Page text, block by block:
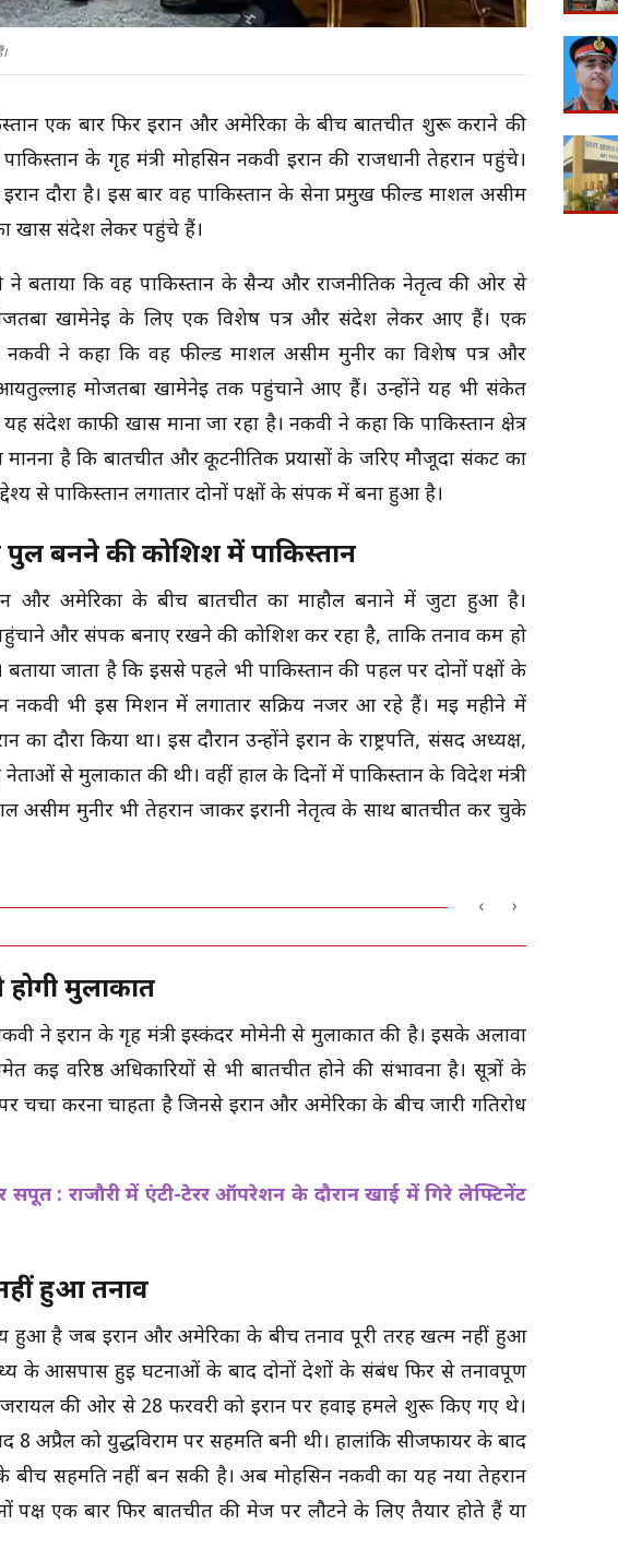
एक बार फिर ईरान और अमेरिका के बीच बातचीत शुरू कराने की
के गृह मंत्री मोहसिन नकवी ईरान की राजधानी तेहरान पहुंचे।
दौरा है। इस बार वह पाकिस्तान के सेना प्रमुख फील्ड मार्शल असीम
खास संदेश लेकर पहुंचे हैं।
ने बताया कि वह पाकिस्तान के सैन्य और राजनीतिक नेतृत्व की ओर से
खामेनेई के लिए एक विशेष पत्र और संदेश लेकर आए हैं। एक
ने कहा कि वह फील्ड मार्शल असीम मुनीर का विशेष पत्र और
आयतुल्लाह मोजतबा खामेनेई तक पहुंचाने आए हैं। उन्होंने यह भी संकेत
संदेश काफी खास माना जा रहा है। नकवी ने कहा कि पाकिस्तान क्षेत्र
मानना है कि बातचीत और कूटनीतिक प्रयासों के जरिए मौजूदा संकट का
से पाकिस्तान लगातार दोनों पक्षों के संपर्क में बना हुआ है।
बनने की कोशिश में पाकिस्तान
और अमेरिका के बीच बातचीत का माहौल बनाने में जुटा हुआ है।
और संपर्क बनाए रखने की कोशिश कर रहा है, ताकि तनाव कम हो
जाता है कि इससे पहले भी पाकिस्तान की पहल पर दोनों पक्षों के
नकवी भी इस मिशन में लगातार सक्रिय नजर आ रहे हैं। मई महीने में
का दौरा किया था। इस दौरान उन्होंने ईरान के राष्ट्रपति, संसद अध्यक्ष,
से मुलाकात की थी। वहीं हाल के दिनों में पाकिस्तान के विदेश मंत्री
असीम मुनीर भी तेहरान जाकर ईरानी नेतृत्व के साथ बातचीत कर चुके
‹ ›
मुलाकात
ने ईरान के गृह मंत्री इस्कंदर मोमेनी से मुलाकात की है। इसके अलावा
कई वरिष्ठ अधिकारियों से भी बातचीत होने की संभावना है। सूत्रों के
चर्चा करना चाहता है जिनसे ईरान और अमेरिका के बीच जारी गतिरोध
: राजौरी में एंटी-टेरर ऑपरेशन के दौरान खाई में गिरे लेफ्टिनेंट
हुआ तनाव
हुआ है जब ईरान और अमेरिका के बीच तनाव पूरी तरह खत्म नहीं हुआ
के आसपास हुई घटनाओं के बाद दोनों देशों के संबंध फिर से तनावपूर्ण
की ओर से 28 फरवरी को ईरान पर हवाई हमले शुरू किए गए थे।
अप्रैल को युद्धविराम पर सहमति बनी थी। हालांकि सीजफायर के बाद
के बीच सहमति नहीं बन सकी है। अब मोहसिन नकवी का यह नया तेहरान
पक्ष एक बार फिर बातचीत की मेज पर लौटने के लिए तैयार होते हैं या